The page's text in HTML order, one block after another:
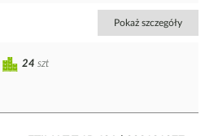
Pokaż szczegóły
24 szt